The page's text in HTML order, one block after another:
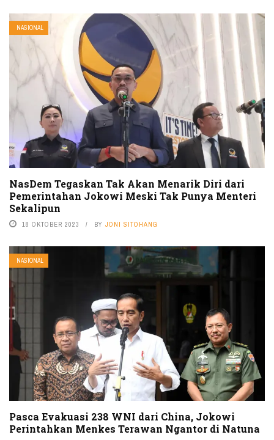
NASIONAL
NasDem Tegaskan Tak Akan Menarik Diri dari
Pemerintahan Jokowi Meski Tak Punya Menteri
Sekalipun
18 OKTOBER 2023 BY JONI SITOHANG
NASIONAL
Pasca Evakuasi 238 WNI dari China, Jokowi
Perintahkan Menkes Terawan Ngantor di Natuna